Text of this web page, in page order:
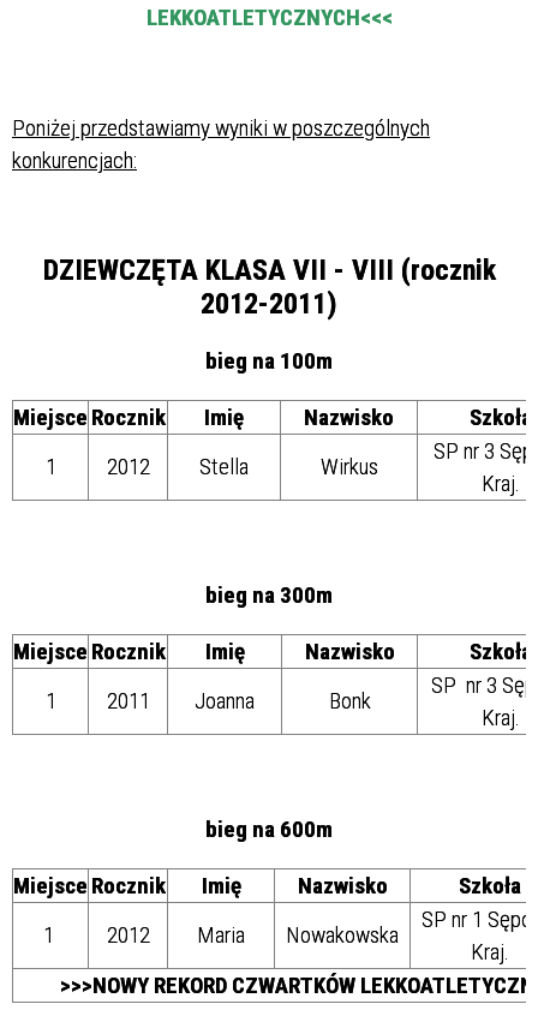
LEKKOATLETYCZNYCH<<<
Poniżej przedstawiamy wyniki w poszczególnych
konkurencjach:
DZIEWCZĘTA KLASA VII - VIII (rocznik
2012-2011)
bieg na 100m
Miejsce Rocznik Imię Nazwisko
Szkoła
1
2012 Stella Wirkus
SP nr 3
Kraj.
bieg na 300m
Miejsce Rocznik Imię Nazwisko
Szkoła
1
2011 Joanna Bonk
SP nr 3
Kraj.
bieg na 600m
Miejsce Rocznik Imię Nazwisko
Szkoła
1
2012 Maria Nowakowska
SP nr 1
Kraj.
>>>NOWY REKORD CZWARTKÓW